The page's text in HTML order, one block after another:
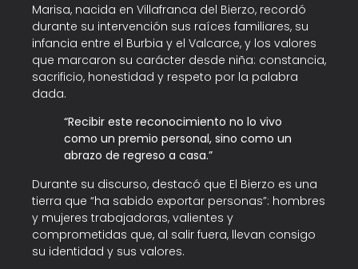
Marisa, nacida en Villafranca del Bierzo, recordó
durante su intervención sus raíces familiares, su
infancia entre el Burbia y el Valcarce, y los valores
que marcaron su carácter desde niña: constancia,
sacrificio, honestidad y respeto por la palabra
dada.
“Recibir este reconocimiento no lo vivo
como un premio personal, sino como un
abrazo de regreso a casa.”
Durante su discurso, destacó que El Bierzo es una
tierra que “ha sabido exportar personas”: hombres
y mujeres trabajadoras, valientes y
comprometidas que, al salir fuera, llevan consigo
su identidad y sus valores.